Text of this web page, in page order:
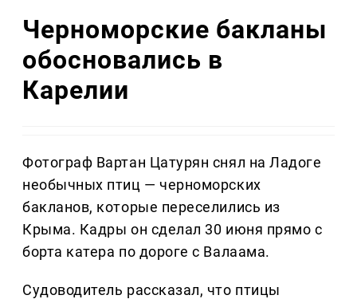
Черноморские бакланы
обосновались в
Карелии
Фотограф Вартан Цатурян снял на Ладоге
необычных птиц — черноморских
бакланов, которые переселились из
Крыма. Кадры он сделал 30 июня прямо с
борта катера по дороге с Валаама.
Судоводитель рассказал, что птицы